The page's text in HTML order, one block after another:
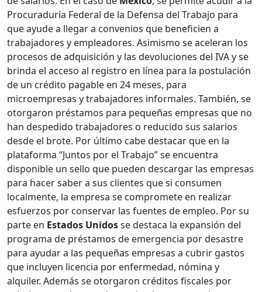
Procuraduría Federal de la Defensa del Trabajo para
que ayude a llegar a convenios que beneficien a
trabajadores y empleadores. Asimismo se aceleran los
procesos de adquisición y las devoluciones del IVA y se
brinda el acceso al registro en línea para la postulación
de un crédito pagable en 24 meses, para
microempresas y trabajadores informales. También, se
otorgaron préstamos para pequeñas empresas que no
han despedido trabajadores o reducido sus salarios
desde el brote. Por último cabe destacar que en la
plataforma “Juntos por el Trabajo”se encuentra
disponible un sello que pueden descargar las empresas
para hacer saber a sus clientes que si consumen
localmente, la empresa se compromete en realizar
esfuerzos por conservar las fuentes de empleo. Por su
parte en Estados Unidosse destaca la expansión del
programa de préstamos de emergencia por desastre
para ayudar a las pequeñas empresas a cubrir gastos
que incluyen licencia por enfermedad, nómina y
alquiler. Además se otorgaron créditos fiscales por